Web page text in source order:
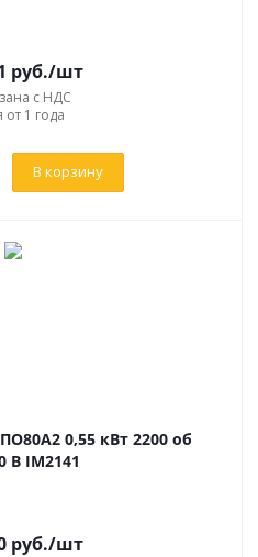
руб./шт
с НДС
от 1 года
В корзину
0,55 кВт 2200 об
В IM2141
руб./шт